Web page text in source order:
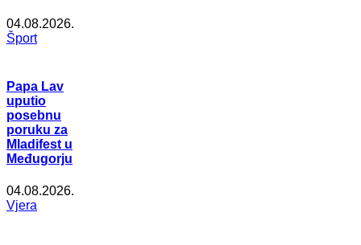
04.08.2026.
Šport
Papa Lav
uputio
posebnu
poruku za
Mladifest u
Međugorju
04.08.2026.
Vjera